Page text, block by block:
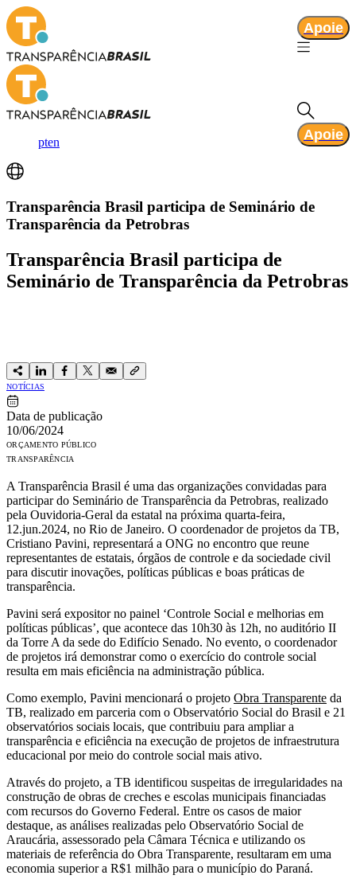
Apoie
pten Apoie
Transparência Brasil participa de Seminário de
Transparência da Petrobras
Transparência Brasil participa de
Seminário de Transparência da Petrobras
NOTÍCIAS
Data de publicação
10/06/2024
ORÇAMENTO PÚBLICO
TRANSPARÊNCIA
A Transparência Brasil é uma das organizações convidadas para
participar do Seminário de Transparência da Petrobras, realizado
pela Ouvidoria-Geral da estatal na próxima quarta-feira,
12.jun.2024, no Rio de Janeiro. O coordenador de projetos da TB,
Cristiano Pavini, representará a ONG no encontro que reune
representantes de estatais, órgãos de controle e da sociedade civil
para discutir inovações, políticas públicas e boas práticas de
transparência.
Pavini será expositor no painel ‘Controle Social e melhorias em
políticas públicas’, que acontece das 10h30 às 12h, no auditório II
da Torre A da sede do Edifício Senado. No evento, o coordenador
de projetos irá demonstrar como o exercício do controle social
resulta em mais eficiência na administração pública.
Como exemplo, Pavini mencionará o projeto Obra Transparente da
TB, realizado em parceria com o Observatório Social do Brasil e 21
observatórios sociais locais, que contribuiu para ampliar a
transparência e eficiência na execução de projetos de infraestrutura
educacional por meio do controle social mais ativo.
Através do projeto, a TB identificou suspeitas de irregularidades na
construção de obras de creches e escolas municipais financiadas
com recursos do Governo Federal. Entre os casos de maior
destaque, as análises realizadas pelo Observatório Social de
Araucária, assessorado pela Câmara Técnica e utilizando os
materiais de referência do Obra Transparente, resultaram em uma
economia superior a R$1 milhão para o município do Paraná.